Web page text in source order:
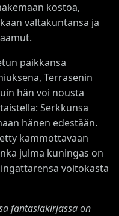
kostoa,
valtakuntansa ja
paikkansa
Terrasenin
hän voi nousta
Serkkunsa
hänen edestään.
kammottavaan
julma kuningas on
voitokasta
fantasiakirjassa on